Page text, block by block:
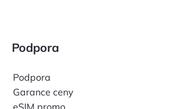
Podpora
Podpora
Garance ceny
eSIM promo